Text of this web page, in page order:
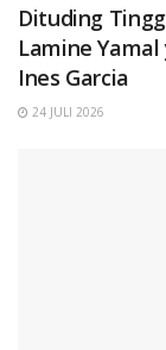
Dituding
Lamine
Ines Garcia
24 JULI 2026